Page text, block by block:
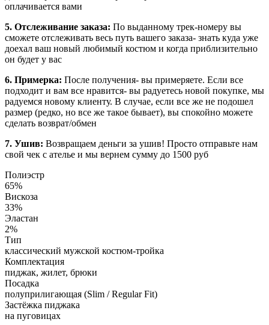
оплачивается вами
5. Отслеживание заказа: По выданному трек-номеру вы
сможете отслеживать весь путь вашего заказа- знать куда уже
доехал ваш новый любимый костюм и когда приблизительно
он будет у вас
6. Примерка: После получения- вы примеряете. Если все
подходит и вам все нравится- вы радуетесь новой покупке, мы
радуемся новому клиенту. В случае, если все же не подошел
размер (редко, но все же такое бывает), вы спокойно можете
сделать возврат/обмен
7. Ушив: Возвращаем деньги за ушив! Просто отправьте нам
свой чек с ателье и мы вернем сумму до 1500 руб
Полиэстр
65%
Вискоза
33%
Эластан
2%
Тип
классический мужской костюм-тройка
Комплектация
пиджак, жилет, брюки
Посадка
полуприлигающая (Slim / Regular Fit)
Застёжка пиджака
на пуговицах